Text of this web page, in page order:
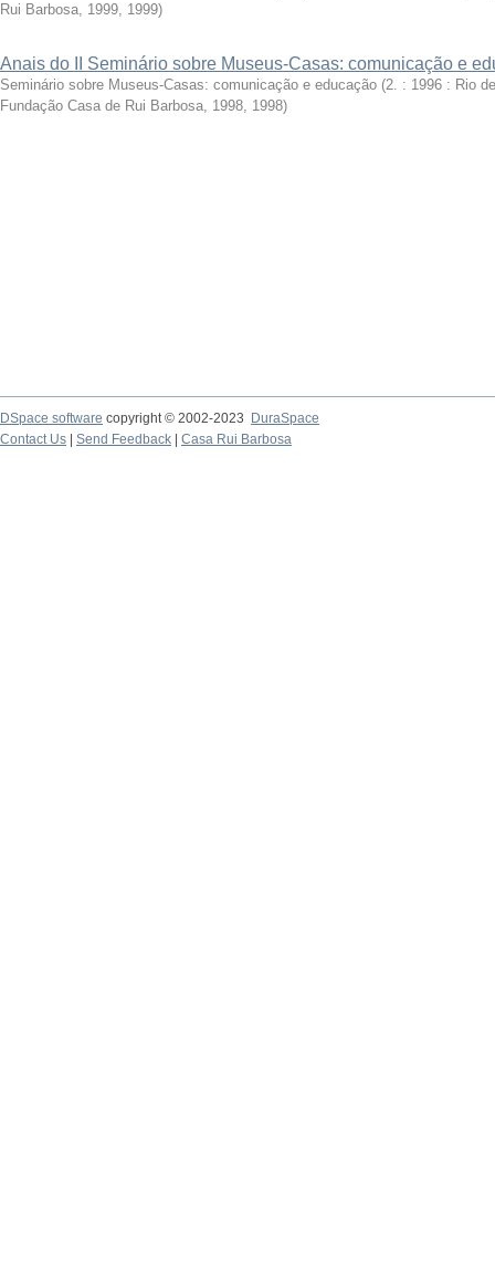
Rui Barbosa, 1999, 1999)
Anais do II Seminário sobre Museus-Casas: comunicação e
Seminário sobre Museus-Casas: comunicação e educação (2. : 1996 : Rio
Fundação Casa de Rui Barbosa, 1998, 1998)
DSpace software copyright © 2002-2023
DuraSpace
Contact Us
Send Feedback Casa Rui Barbosa